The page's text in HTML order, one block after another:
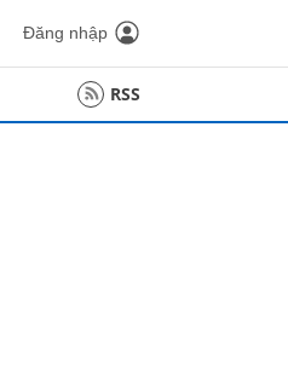
Đăng nhập
RSS